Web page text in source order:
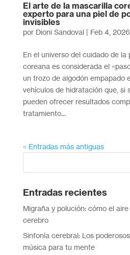
El arte de la mascarilla
experto para una piel de
invisibles
por Dioni Sandoval| Feb 4, 2026
En el universo del cuidado de la
coreana es considerada el
un trozo de algodón empapado
vehículos de hidratación que, si
pueden ofrecer resultados
tratamiento...
« Entradas más antiguas
Entradas recientes
Migraña y polución: cómo el
cerebro
Sinfonía cerebral: Los
música para tu mente